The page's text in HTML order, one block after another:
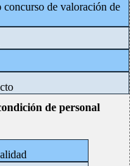
de valoración de
de personal